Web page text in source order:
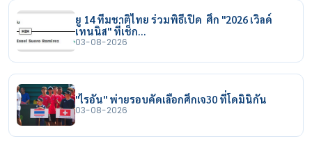
ยู 14 ทีมชาติไทย ร่วมพิธีเปิด ศึก "2026 เวิลด์
เทนนิส" ที่เช็ก…
03-08-2026
"ไรอัน" พ่ายรอบคัดเลือกศึกเจ30 ที่โดมินิกัน
03-08-2026